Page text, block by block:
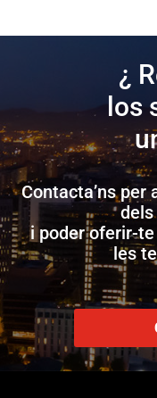
¿
los
Contacta’ns per
i poder oferir-
les